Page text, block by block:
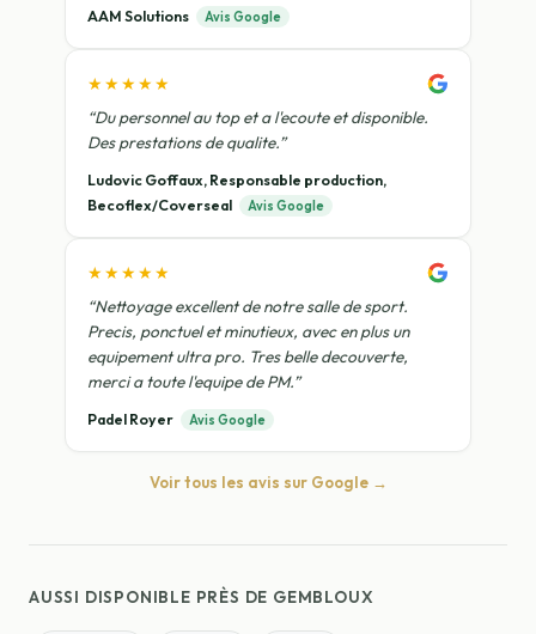
AAM Solutions Avis Google
★★★★★
“Du personnel au top et a l'ecoute et disponible.
Des prestations de qualite.”
Ludovic Goffaux, Responsable production,
Becoflex/Coverseal
Avis Google
★★★★★
“Nettoyage excellent de notre salle de sport.
Precis, ponctuel et minutieux, avec en plus un
equipement ultra pro. Tres belle decouverte,
merci a toute l'equipe de PM.”
Padel Royer Avis Google
Voir tous les avis sur Google →
AUSSI DISPONIBLE PRÈS DE GEMBLOUX